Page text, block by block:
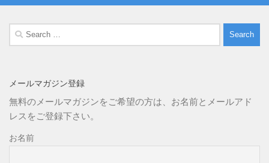
Search
for:
メールマガジン登録
無料のメールマガジンをご希望の方は、お名前とメールアド
レスをご登録下さい。
お名前